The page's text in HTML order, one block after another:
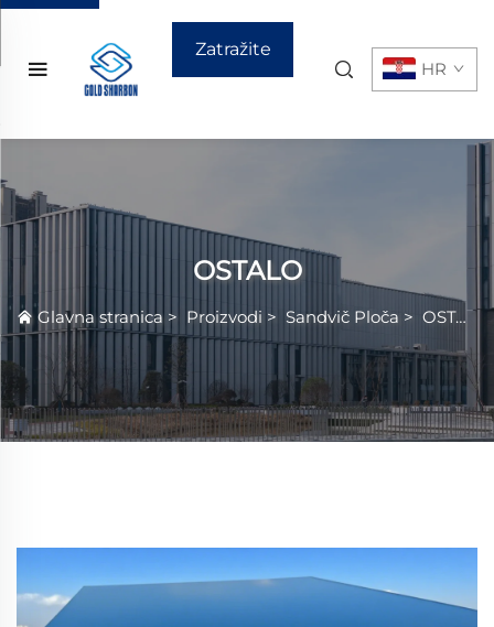
Zatražite
HR
OSTALO
Glavna stranica > Proizvodi > Sandvič Ploča > OSTALO